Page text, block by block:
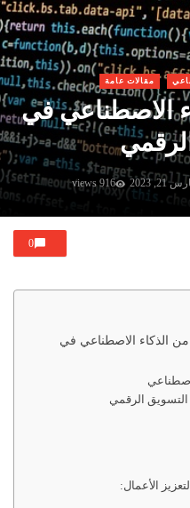
مقالات عامة
الاصطناعي في
21, 2023
916 views
0
الذكاء الاصطناعي في
التسويق الرقمي
الأعمال: